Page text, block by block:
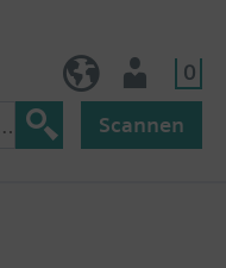
0
Scannen